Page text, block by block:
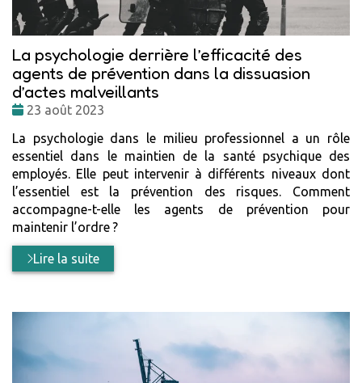
La psychologie derrière l’efficacité des
agents de prévention dans la dissuasion
d’actes malveillants
Date
23 août 2023
La psychologie dans le milieu professionnel a un rôle
essentiel dans le maintien de la santé psychique des
employés. Elle peut intervenir à différents niveaux dont
l’essentiel est la prévention des risques. Comment
accompagne-t-elle les agents de prévention pour
maintenir l’ordre ?
Lire la suite